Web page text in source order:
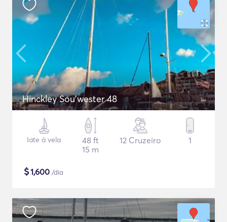
Hinckley Sou’wester 48
Iate à vela
48 ft
15 m
12 Cruzeiro 1
$1,600 /dia